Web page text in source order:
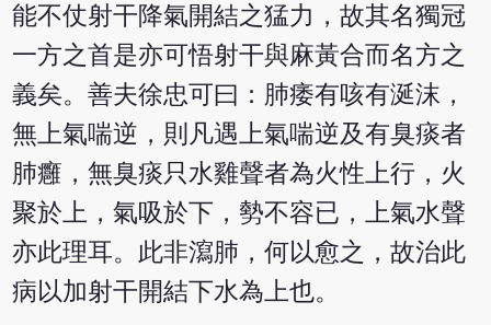
能不仗射干降氣開結之猛力，故其名獨冠
一方之首是亦可悟射干與麻黃合而名方之
義矣。善夫徐忠可曰：肺痿有咳有涎沫，
無上氣喘逆，則凡遇上氣喘逆及有臭痰者
肺癰，無臭痰只水雞聲者為火性上行，火
聚於上，氣吸於下，勢不容已，上氣水聲
亦此理耳。此非瀉肺，何以愈之，故治此
病以加射干開結下水為上也。